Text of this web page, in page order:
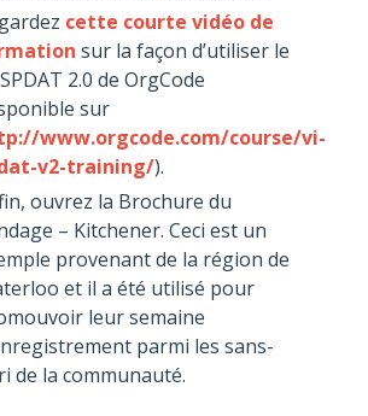
cette courte vidéo de
sur la façon d’utiliser le
2.0 de OrgCode
sur
www.orgcode.com/course/vi-
v2-training/).
ouvrez la Brochure du
– Kitchener. Ceci est un
provenant de la région de
et il a été utilisé pour
leur semaine
parmi les sans-
de la communauté.